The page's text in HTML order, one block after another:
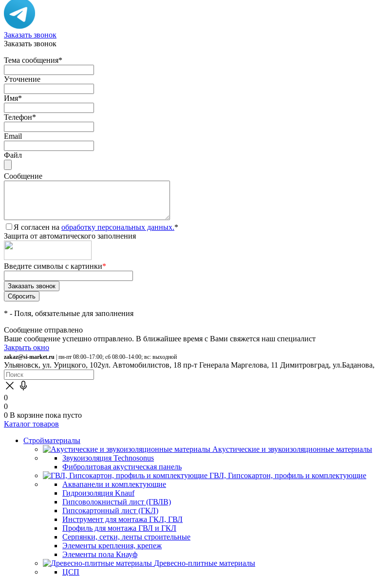
Заказать звонок
Заказать звонок
Тема сообщения*
Уточнение
Имя*
Телефон*
Email
Файл
Сообщение
Я согласен на обработку персональных данных.*
Защита от автоматического заполнения
Введите символы с картинки*
* - Поля, обязательные для заполнения
Сообщение отправлено
Ваше сообщение успешно отправлено. В ближайшее время с Вами свяжется наш специалист
Закрыть окно
zakaz@si-market.ru | пн-пт 08:00–17:00; сб 08:00–14:00; вс: выходной
Ульяновск, ул. Урицкого, 102ул. Автомобилистов, 18 пр-т Генерала Маргелова, 11 Димитровград, ул.Баданова,
0
0
0 В корзине пока пусто
Каталог товаров
Стройматериалы
Акустические и звукоизоляционные материалы
Звукоизоляция Technosonus
Фибролитовая акустическая панель
ГВЛ, Гипсокартон, профиль и комплектующие
Аквапанели и комплектующие
Гидроизоляция Knauf
Гипсоволокнистый лист (ГВЛВ)
Гипсокартонный лист (ГКЛ)
Инструмент для монтажа ГКЛ, ГВЛ
Профиль для монтажа ГВЛ и ГКЛ
Серпянки, сетки, ленты строительные
Элементы крепления, крепеж
Элементы пола Кнауф
Древесно-плитные материалы
ЦСП